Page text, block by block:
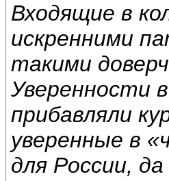
Входящие в
искренними
такими
Уверенности
прибавляли
уверенные в
для России,